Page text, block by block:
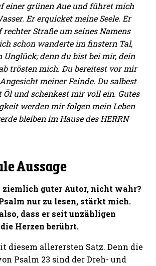
einer grünen Aue und führet mich
Er erquicket meine Seele. Er
Straße um seines Namens
schon wanderte im finstern Tal,
denn du bist bei mir, dein
trösten mich. Du bereitest vor mir
meiner Feinde. Du salbest
und schenkest mir voll ein. Gutes
werden mir folgen mein Leben
bleiben im Hause des HERRN
Aussage
guter Autor, nicht wahr?
nur zu lesen, stärkt mich.
dass er seit unzähligen
Herzen berührt.
diesem allerersten Satz. Denn die
Psalm 23 sind der Dreh- und